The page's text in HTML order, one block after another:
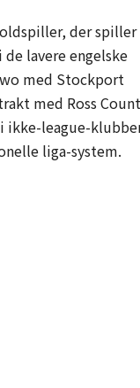
der spiller
lavere engelske
med Stockport
med Ross
ikke-league-
liga-system.